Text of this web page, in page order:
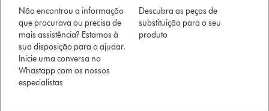
Não encontrou a informação
que procurava ou precisa de
mais assistência? Estamos à
sua disposição para o ajudar.
Inicie uma conversa no
Whastapp com os nossos
especialistas
Descubra as peças de
substituição para o seu
produto